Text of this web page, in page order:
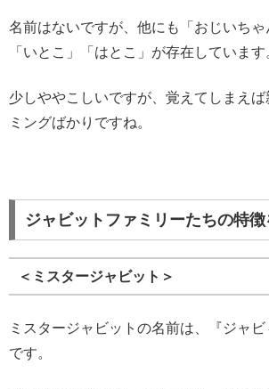
名前はないですが、他にも「おじいちゃ
「いとこ」「はとこ」が存在しています
少しややこしいですが、覚えてしまえ
ミングばかりですね。
ジャビットファミリーたちの特徴
＜ミスタージャビット＞
ミスタージャビットの名前は、『ジャビ
です。